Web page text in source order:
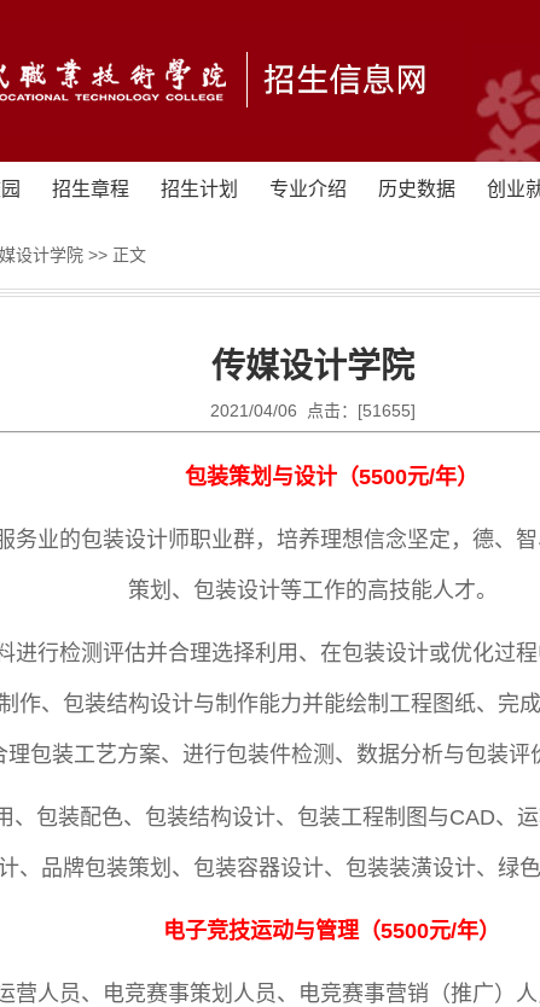
招生章程 招生计划 专业介绍 历史数据 创业
设计学院 >> 正文
传媒设计学院
2021/04/06 点击：[51655]
包装策划与设计（5500元/年）
务业的包装设计师职业群，培养理想信念坚定，德、
策划、包装设计等工作的高技能人才。
进行检测评估并合理选择利用、在包装设计或优化过
作、包装结构设计与制作能力并能绘制工程图纸、完
理包装工艺方案、进行包装件检测、数据分析与包装评
、包装配色、包装结构设计、包装工程制图与CAD、
、品牌包装策划、包装容器设计、包装装潢设计、绿
电子竞技运动与管理（5500元/年）
营人员、电竞赛事策划人员、电竞赛事营销（推广）